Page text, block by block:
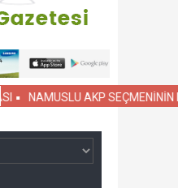
NAMUSLU AKP SEÇMENİNİN